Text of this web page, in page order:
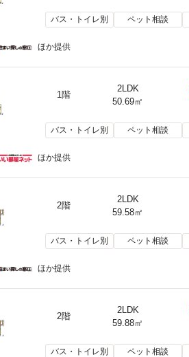
バス・トイレ別 ペット相談
ほか提供
1階
2LDK
50.69㎡
バス・トイレ別 ペット相談
ほか提供
2階
2LDK
59.58㎡
バス・トイレ別 ペット相談
ほか提供
2階
2LDK
59.88㎡
バス・トイレ別 ペット相談